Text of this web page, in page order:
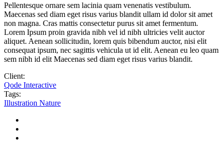
Pellentesque ornare sem lacinia quam venenatis vestibulum.
Maecenas sed diam eget risus varius blandit ullam id dolor sit amet
non magna. Cras mattis consectetur purus sit amet fermentum.
Lorem Ipsum proin gravida nibh vel id nibh ultricies velit auctor
aliquet. Aenean sollicitudin, lorem quis bibendum auctor, nisi elit
consequat ipsum, nec sagittis vehicula ut id elit. Aenean eu leo quam
sem nibh id elit Maecenas sed diam eget risus varius blandit.
Client:
Qode Interactive
Tags:
Illustration Nature